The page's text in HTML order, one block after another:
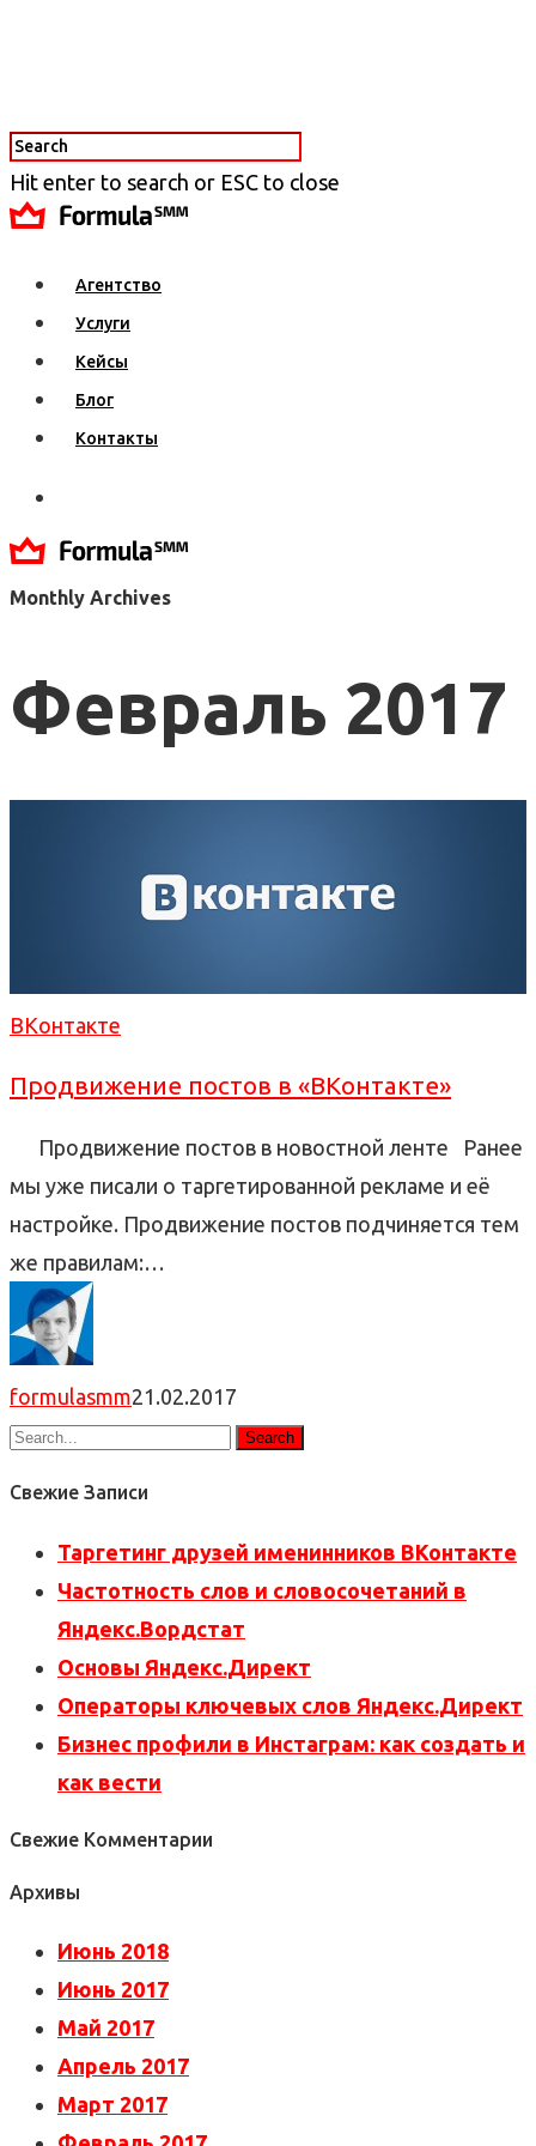
Hit enter to search or ESC to close
Агентство
Услуги
Кейсы
Блог
Контакты
Monthly Archives
Февраль 2017
ВКонтакте
Продвижение постов в «ВКонтакте»
Продвижение постов в новостной ленте Ранее
мы уже писали о таргетированной рекламе и её
настройке. Продвижение постов подчиняется тем
же правилам:…
formulasmm21.02.2017
Свежие Записи
Таргетинг друзей именинников ВКонтакте
Частотность слов и словосочетаний в
Яндекс.Вордстат
Основы Яндекс.Директ
Операторы ключевых слов Яндекс.Директ
Бизнес профили в Инстаграм: как создать и
как вести
Свежие Комментарии
Архивы
Июнь 2018
Июнь 2017
Май 2017
Апрель 2017
Март 2017